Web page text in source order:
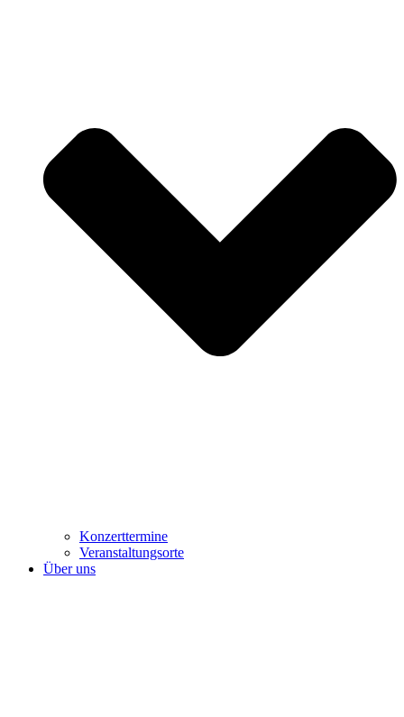
Konzerttermine
Veranstaltungsorte
Über uns